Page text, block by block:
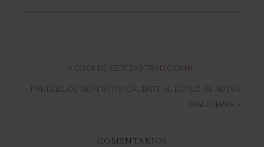
« COCA DE CEREZAS TRADICIONAL
PANECILLOS DE PERRITO CALIENTE AL ESTILO DE NUEVA
INGLATERRA »
COMENTARIOS